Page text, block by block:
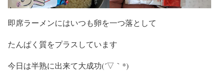
即席ラーメンにはいつも卵を一つ落として
たんぱく質をプラスしています
今日は半熟に出来て大成功(´▽｀*)